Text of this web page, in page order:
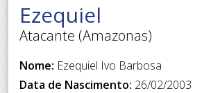
Ezequiel
Atacante (Amazonas)
Nome: Ezequiel Ivo Barbosa
Data de Nascimento: 26/02/2003